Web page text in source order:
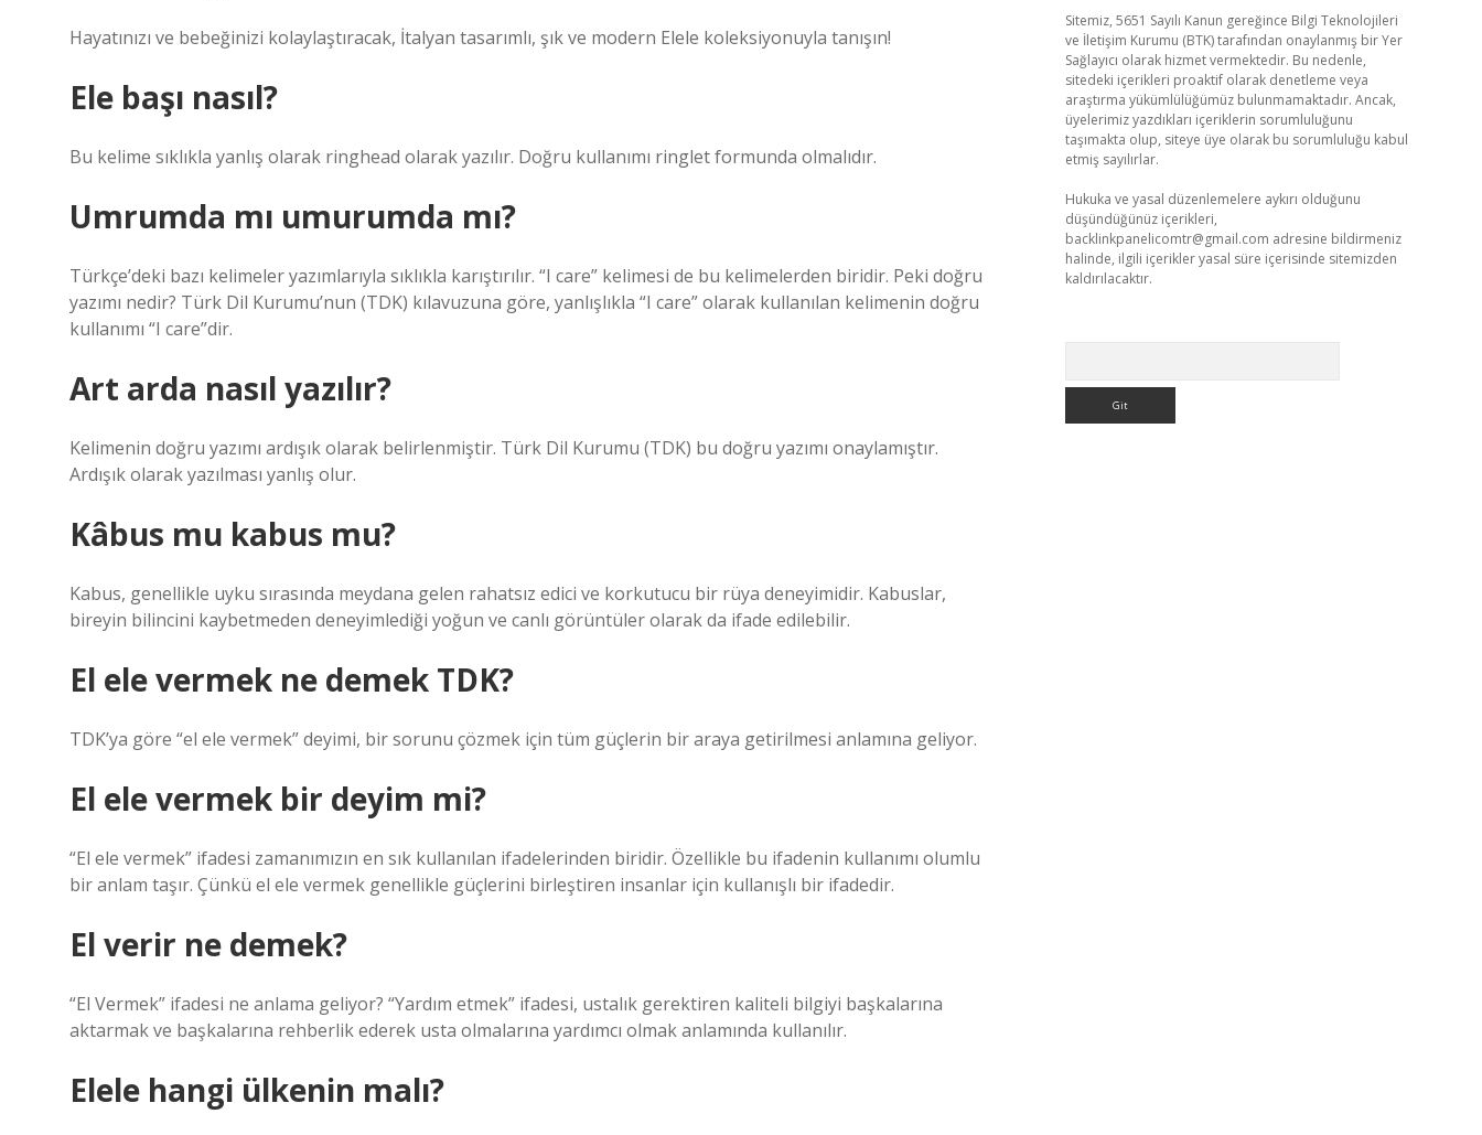
Hayatınızı ve bebeğinizi kolaylaştıracak, İtalyan tasarımlı, şık ve modern Elele koleksiyonuyla tanışın!
Ele başı nasıl?
Bu kelime sıklıkla yanlış olarak ringhead olarak yazılır. Doğru kullanımı ringlet formunda olmalıdır.
Umrumda mı umurumda mı?
Türkçe’deki bazı kelimeler yazımlarıyla sıklıkla karıştırılır. “I care” kelimesi de bu kelimelerden biridir. Peki doğru
yazımı nedir? Türk Dil Kurumu’nun (TDK) kılavuzuna göre, yanlışlıkla “I care” olarak kullanılan kelimenin doğru
kullanımı “I care”dir.
Art arda nasıl yazılır?
Kelimenin doğru yazımı ardışık olarak belirlenmiştir. Türk Dil Kurumu (TDK) bu doğru yazımı onaylamıştır.
Ardışık olarak yazılması yanlış olur.
Kâbus mu kabus mu?
Kabus, genellikle uyku sırasında meydana gelen rahatsız edici ve korkutucu bir rüya deneyimidir. Kabuslar,
bireyin bilincini kaybetmeden deneyimlediği yoğun ve canlı görüntüler olarak da ifade edilebilir.
El ele vermek ne demek TDK?
TDK’ya göre “el ele vermek” deyimi, bir sorunu çözmek için tüm güçlerin bir araya getirilmesi anlamına geliyor.
El ele vermek bir deyim mi?
“El ele vermek” ifadesi zamanımızın en sık kullanılan ifadelerinden biridir. Özellikle bu ifadenin kullanımı olumlu
bir anlam taşır. Çünkü el ele vermek genellikle güçlerini birleştiren insanlar için kullanışlı bir ifadedir.
El verir ne demek?
“El Vermek” ifadesi ne anlama geliyor? “Yardım etmek” ifadesi, ustalık gerektiren kaliteli bilgiyi başkalarına
aktarmak ve başkalarına rehberlik ederek usta olmalarına yardımcı olmak anlamında kullanılır.
Elele hangi ülkenin malı?
Sitemiz, 5651 Sayılı Kanun gereğince Bilgi Teknolojileri
ve İletişim Kurumu (BTK) tarafından onaylanmış bir Yer
Sağlayıcı olarak hizmet vermektedir. Bu nedenle,
sitedeki içerikleri proaktif olarak denetleme veya
araştırma yükümlülüğümüz bulunmamaktadır. Ancak,
üyelerimiz yazdıkları içeriklerin sorumluluğunu
taşımakta olup, siteye üye olarak bu sorumluluğu kabul
etmiş sayılırlar.
Hukuka ve yasal düzenlemelere aykırı olduğunu
düşündüğünüz içerikleri,
backlinkpanelicomtr@gmail.com adresine bildirmeniz
halinde, ilgili içerikler yasal süre içerisinde sitemizden
kaldırılacaktır.